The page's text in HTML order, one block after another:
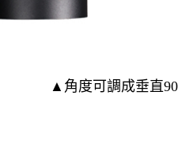
▲角度可調成垂直